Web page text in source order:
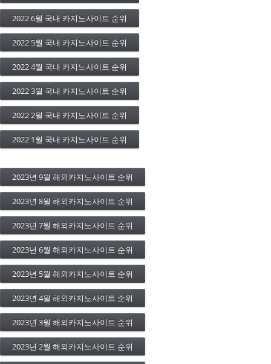
2022 6월 국내 카지노사이트 순위
2022 5월 국내 카지노사이트 순위
2022 4월 국내 카지노사이트 순위
2022 3월 국내 카지노사이트 순위
2022 2월 국내 카지노사이트 순위
2022 1월 국내 카지노사이트 순위
2023년 9월 해외카지노사이트 순위
2023년 8월 해외카지노사이트 순위
2023년 7월 해외카지노사이트 순위
2023년 6월 해외카지노사이트 순위
2023년 5월 해외카지노사이트 순위
2023년 4월 해외카지노사이트 순위
2023년 3월 해외카지노사이트 순위
2023년 2월 해외카지노사이트 순위